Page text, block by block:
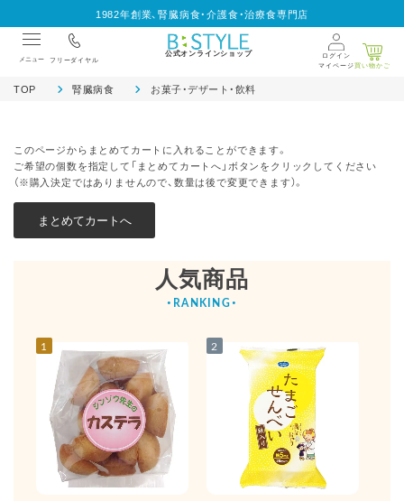
1982年創業、腎臓病食・介護食・治療食専門店
メニュー フリーダイヤル
公式オンラインショップ
ログイン
マイページ買い物かご
TOP 腎臓病食 お菓子・デザート・飲料
このページからまとめてカートに入れることができます。
ご希望の個数を指定して「まとめてカートへ」ボタンをクリックしてください
（※購入決定ではありませんので、数量は後で変更できます）。
人気商品
1 2